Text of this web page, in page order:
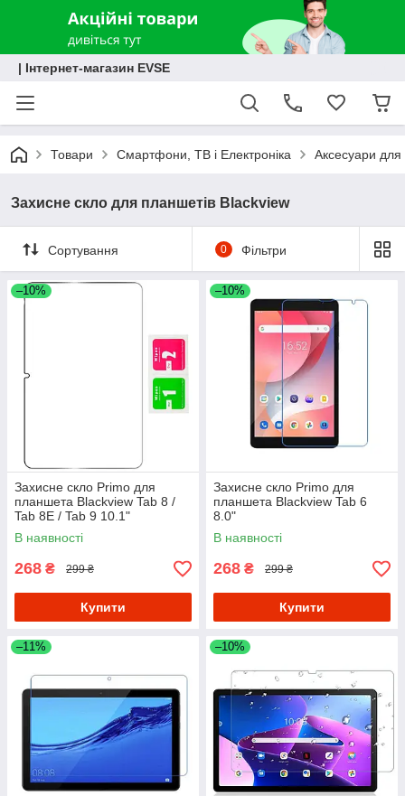
| Інтернет-магазин EVSE
Товари Смартфони, ТВ і Електроніка Аксесуари для
Захисне скло для планшетів Blackview
Сортування 0 Фільтри
–10%
Захисне скло Primo для
планшета Blackview Tab 8 /
Tab 8E / Tab 9 10.1"
В наявності
268 ₴ 299 ₴
Купити
–10%
Захисне скло Primo для
планшета Blackview Tab 6
8.0"
В наявності
268 ₴ 299 ₴
Купити
–11% –10%